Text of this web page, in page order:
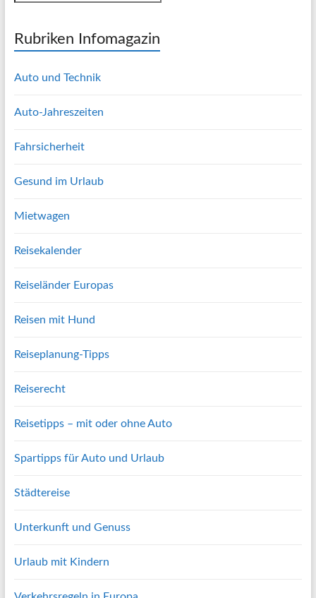
Rubriken Infomagazin
Auto und Technik
Auto-Jahreszeiten
Fahrsicherheit
Gesund im Urlaub
Mietwagen
Reisekalender
Reiseländer Europas
Reisen mit Hund
Reiseplanung-Tipps
Reiserecht
Reisetipps – mit oder ohne Auto
Spartipps für Auto und Urlaub
Städtereise
Unterkunft und Genuss
Urlaub mit Kindern